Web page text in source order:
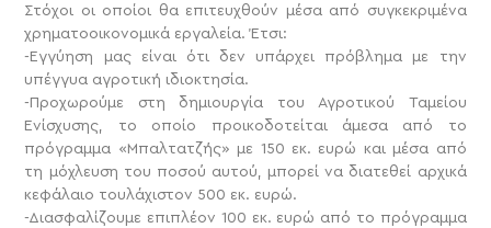
Στόχοι οι οποίοι θα επιτευχθούν μέσα από συγκεκριμένα
χρηματοοικονομικά εργαλεία. Έτσι:
-Εγγύηση μας είναι ότι δεν υπάρχει πρόβλημα με την
υπέγγυα αγροτική ιδιοκτησία.
-Προχωρούμε στη δημιουργία του Αγροτικού Ταμείου
Ενίσχυσης, το οποίο προικοδοτείται άμεσα από το
πρόγραμμα «Μπαλτατζής» με 150 εκ. ευρώ και μέσα από
τη μόχλευση του ποσού αυτού, μπορεί να διατεθεί αρχικά
κεφάλαιο τουλάχιστον 500 εκ. ευρώ.
-Διασφαλίζουμε επιπλέον 100 εκ. ευρώ από το πρόγραμμα